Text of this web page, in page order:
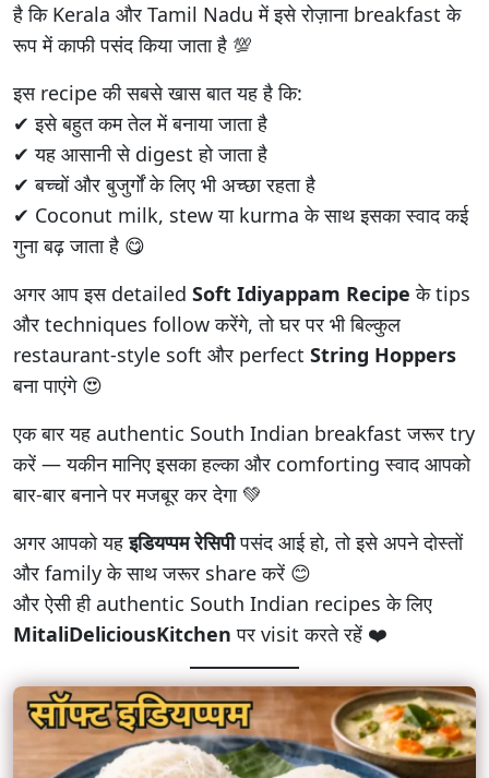
है कि Kerala और Tamil Nadu में इसे रोज़ाना breakfast के
रूप में काफी पसंद किया जाता है 💯
इस recipe की सबसे खास बात यह है कि:
✔ इसे बहुत कम तेल में बनाया जाता है
✔ यह आसानी से digest हो जाता है
✔ बच्चों और बुजुर्गों के लिए भी अच्छा रहता है
✔ Coconut milk, stew या kurma के साथ इसका स्वाद कई
गुना बढ़ जाता है 😋
अगर आप इस detailed Soft Idiyappam Recipe के tips
और techniques follow करेंगे, तो घर पर भी बिल्कुल
restaurant-style soft और perfect String Hoppers
बना पाएंगे 😍
एक बार यह authentic South Indian breakfast जरूर try
करें — यकीन मानिए इसका हल्का और comforting स्वाद आपको
बार-बार बनाने पर मजबूर कर देगा 💚
अगर आपको यहइडियप्पम रेसिपीपसंद आई हो, तो इसे अपने दोस्तों
और family के साथ जरूर share करें 😊
और ऐसी ही authentic South Indian recipes के लिए
MitaliDeliciousKitchen पर visit करते रहें ❤️